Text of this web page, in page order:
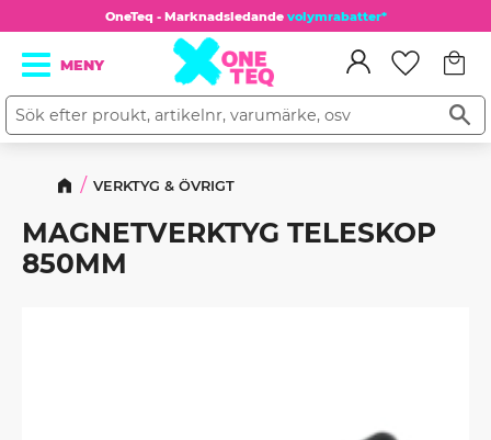
Meny
OneTeq - Marknadsledande volymrabatter*
VERKTYG & ÖVRIGT
MAGNETVERKTYG TELESKOP
850MM